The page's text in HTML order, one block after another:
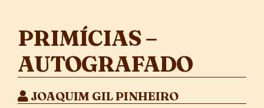
PRIMÍCIAS –
AUTOGRAFADO
JOAQUIM GIL PINHEIRO